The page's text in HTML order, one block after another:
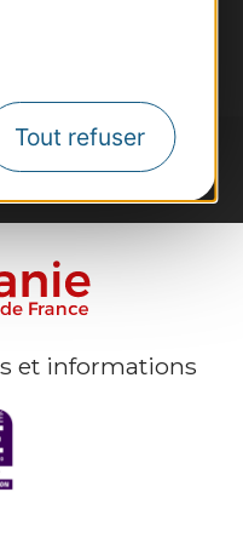
Tout refuser
et informations